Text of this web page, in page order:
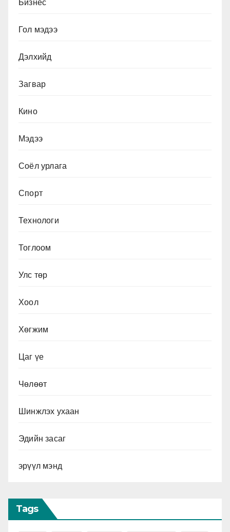
Бизнес
Гол мэдээ
Дэлхийд
Загвар
Кино
Мэдээ
Соёл урлага
Спорт
Технологи
Тоглоом
Улс төр
Хоол
Хөгжим
Цаг үе
Чөлөөт
Шинжлэх ухаан
Эдийн засаг
эрүүл мэнд
Tags